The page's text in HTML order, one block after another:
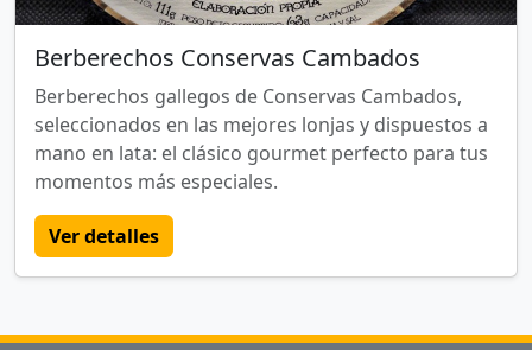
Berberechos Conservas Cambados
Berberechos gallegos de Conservas Cambados,
seleccionados en las mejores lonjas y dispuestos a
mano en lata: el clásico gourmet perfecto para tus
momentos más especiales.
Ver detalles